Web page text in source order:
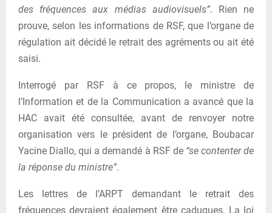
des fréquences aux médias audiovisuels”. Rien ne
prouve, selon les informations de RSF, que l’organe de
régulation ait décidé le retrait des agréments ou ait été
saisi.
Interrogé par RSF à ce propos, le ministre de
l’Information et de la Communication a avancé que la
HAC avait été consultée, avant de renvoyer notre
organisation vers le président de l’organe, Boubacar
Yacine Diallo, qui a demandé à RSF de “se contenter de
la réponse du ministre”.
Les lettres de l’ARPT demandant le retrait des
fréquences devraient également être caduques. La loi